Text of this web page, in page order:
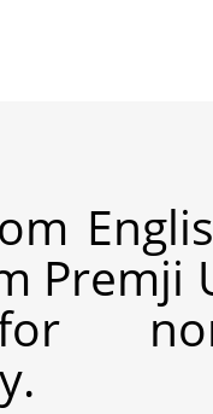
Premji
non-